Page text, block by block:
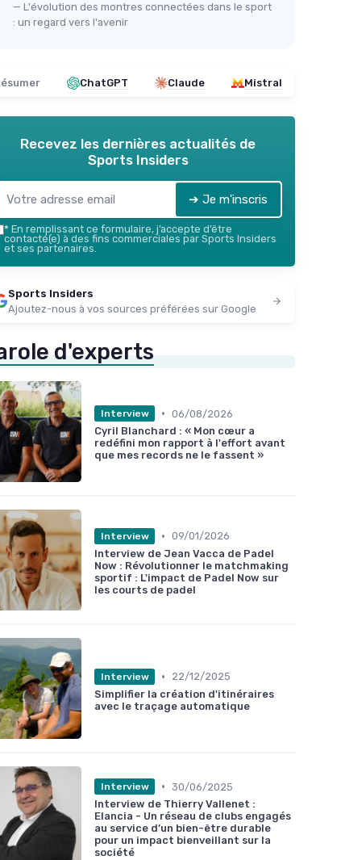
CANMORE
＋
Tracker d'activitéintégré
Voir l'offre
— L'évolution des montres connectées dans le sport
: un regard vers l'avenir
ChatGPT Claude Mistral
Recevez les dernières actualités de
Sports Insiders
➔ Je m'inscris
* En remplissant ce formulaire, j’accepte d’être
contacté(e) à des fins commerciales par Sports Insiders
et ses partenaires.
Sports Insiders
Ajoutez-nous à vos sources préférées sur Google
d'experts
Interview • 06/08/2026
Cyril Blanchard : « Mon cœur a
redéfini mon rapport à l'effort avant
que mes records ne le fassent »
Interview • 09/01/2026
Interview de Jean Vacca de Padel
Now : Révolutionner le matchmaking
sportif : L'impact de Padel Now sur
les courts de padel
Interview •
22/12/2025
Simplifier la création d'itinéraires
avec le traçage automatique
Interview • 30/06/2025
Interview de Thierry Vallenet :
Elancia - Un réseau de clubs engagés
au service d’un bien-être durable
pour un impact bienveillant sur la
société